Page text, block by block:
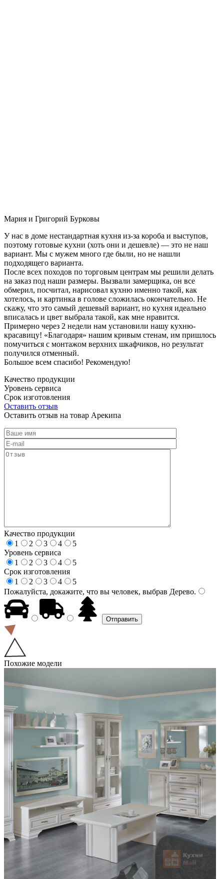
Мария и Григорий Бурковы
У нас в доме нестандартная кухня из-за короба и выступов,
поэтому готовые кухни (хоть они и дешевле) — это не наш
вариант. Мы с мужем много где были, но не нашли
подходящего варианта.
После всех походов по торговым центрам мы решили делать
на заказ под наши размеры. Вызвали замерщика, он все
обмерил, посчитал, нарисовал кухню именно такой, как
хотелось, и картинка в голове сложилась окончательно. Не
скажу, что это самый дешевый вариант, но кухня идеально
вписалась и цвет выбрала такой, как мне нравится.
Примерно через 2 недели нам установили нашу кухню-
красавицу! «Благодаря» нашим кривым стенам, им пришлось
помучиться с монтажом верхних шкафчиков, но результат
получился отменный.
Большое всем спасибо! Рекомендую!
Качество продукции
Уровень сервиса
Срок изготовления
Оставить отзыв
Оставить отзыв на товар Арекипа
Качество продукции
1
2 3 4
5
Уровень сервиса
1
2 3 4
5
Срок изготовления
1
2 3 4
5
Пожалуйста, докажите, что вы человек, выбрав Дерево.
Похожие модели